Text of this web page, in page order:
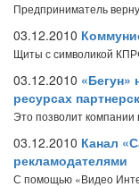
Предприниматель
03.12.2010
Щиты с символикой
03.12.2010 «Бегун»
ресурсах
Это позволит
03.12.2010 Канал
рекламодателями
С помощью «Видео